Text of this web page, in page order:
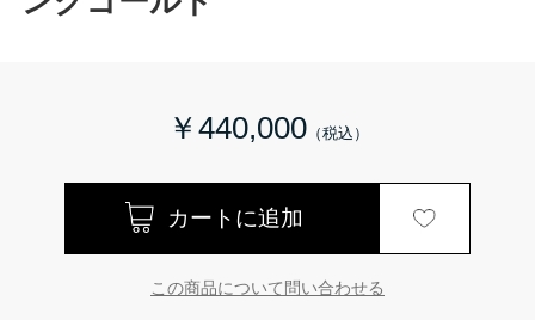
￥440,000
この商品について問い合わせる